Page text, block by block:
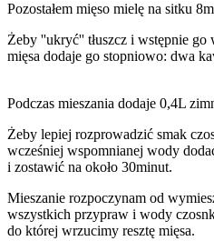
Pozostałem mięso mielę na sitku
Żeby ''ukryć'' tłuszcz i wstępnie go
mięsa dodaje go stopniowo: dwa
Podczas mieszania dodaje 0,4L
Żeby lepiej rozprowadzić smak
wcześniej wspomnianej wody
i zostawić na około 30minut.
Mieszanie rozpoczynam od
wszystkich przypraw i wody
do której wrzucimy resztę mięsa.